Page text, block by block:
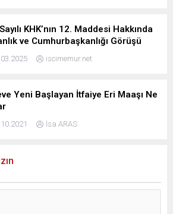
KHK’nın 12. Maddesi Hakkında
ve Cumhurbaşkanlığı Görüşü
iscimemur.net
Yeni Başlayan İtfaiye Eri Maaşı Ne
İsa ARAS